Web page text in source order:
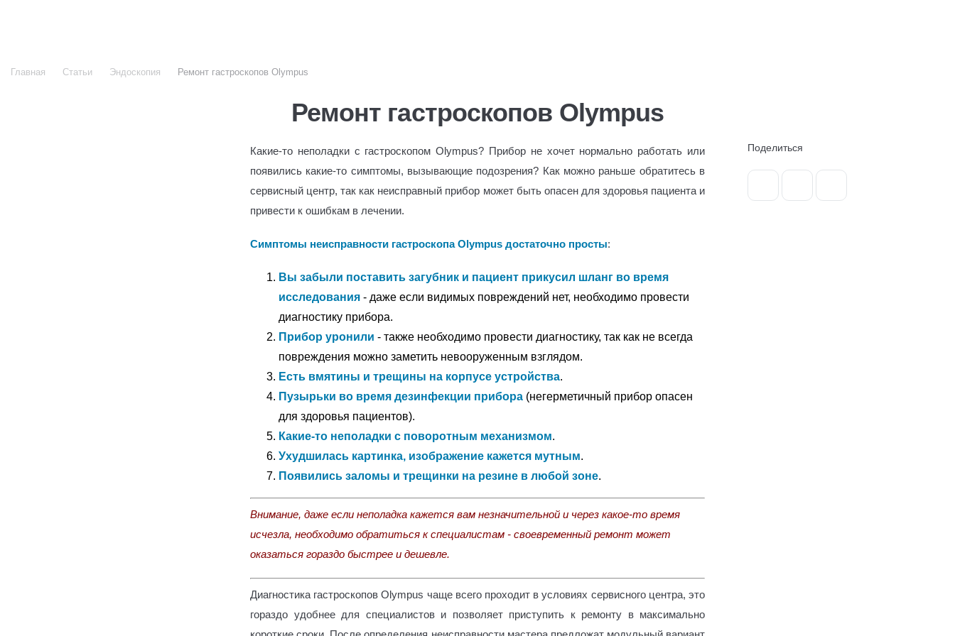
Главная Статьи Эндоскопия Ремонт гастроскопов Olympus
Ремонт гастроскопов Olympus
Какие-то неполадки с гастроскопом Olympus? Прибор не хочет нормально работать или
появились какие-то симптомы, вызывающие подозрения? Как можно раньше обратитесь в
сервисный центр, так как неисправный прибор может быть опасен для здоровья пациента и
привести к ошибкам в лечении.
Симптомы неисправности гастроскопа Olympus достаточно просты:
Вы забыли поставить загубник и пациент прикусил шланг во время
исследования - даже если видимых повреждений нет, необходимо провести
диагностику прибора.
Прибор уронили - также необходимо провести диагностику, так как не всегда
повреждения можно заметить невооруженным взглядом.
Есть вмятины и трещины на корпусе устройства.
Пузырьки во время дезинфекции прибора (негерметичный прибор опасен
для здоровья пациентов).
Какие-то неполадки с поворотным механизмом.
Ухудшилась картинка, изображение кажется мутным.
Появились заломы и трещинки на резине в любой зоне.
Внимание, даже если неполадка кажется вам незначительной и через какое-то время
исчезла, необходимо обратиться к специалистам - своевременный ремонт может
оказаться гораздо быстрее и дешевле.
Диагностика гастроскоповOlympus чаще всего проходит в условиях сервисного центра, это
гораздо удобнее для специалистов и позволяет приступить к ремонту в максимально
Поделиться